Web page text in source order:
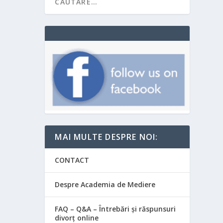
MAI MULTE DESPRE NOI:
CONTACT
Despre Academia de Mediere
FAQ – Q&A – Întrebări și răspunsuri
divorț online